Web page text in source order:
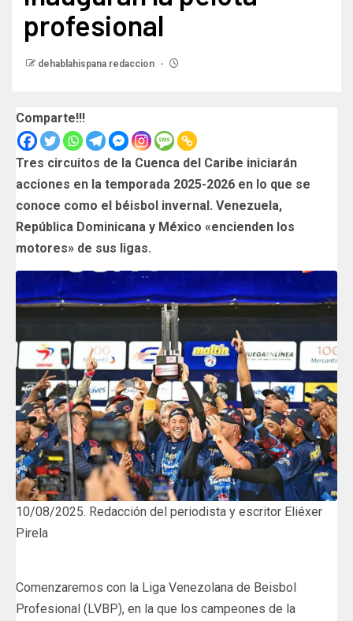
profesional
dehablahispana redaccion
Comparte!!!
Tres circuitos de la Cuenca del Caribe iniciarán
acciones en la temporada 2025-2026 en lo que se
conoce como el béisbol invernal. Venezuela,
República Dominicana y México «encienden los
motores» de sus ligas.
10/08/2025. Redacción del periodista y escritor Eliéxer
Pirela
Comenzaremos con la Liga Venezolana de Beisbol
Profesional (LVBP), en la que los campeones de la